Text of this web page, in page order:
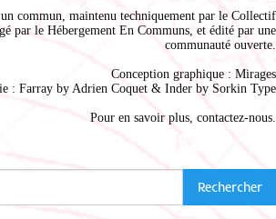
commun, maintenu techniquement par le Collectif
par le Hébergement En Communs , et édité par une
communauté ouverte.
Conception graphique : Mirages
: Farray by Adrien Coquet & Inder by Sorkin Type
Pour en savoir plus, contactez-nous